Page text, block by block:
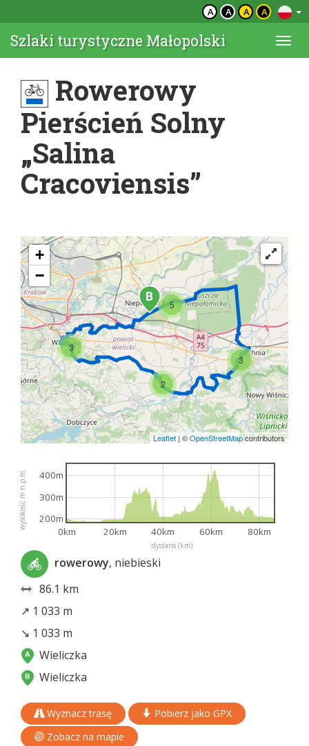
A A A A
Szlaki turystyczne Małopolski
Rowerowy
Pierścień Solny
„Salina
Cracoviensis”
3
5
3
2
+
−
Leaflet | ©OpenStreetMapcontributors
dystans (km)
wysokość m n.p.m.
0km 20km 40km 60km 80km
200m
300m
400m
rowerowy, niebieski
86.1 km
↗ 1 033 m
↘ 1 033 m
Wieliczka
Wieliczka
Wyznacz trasę
Pobierz jako GPX
Zobacz na mapie